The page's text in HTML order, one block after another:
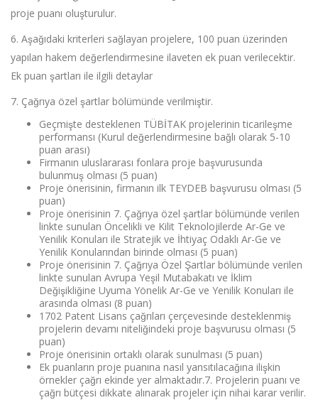
proje puanı oluşturulur.
6. Aşağıdaki kriterleri sağlayan projelere, 100 puan üzerinden
yapılan hakem değerlendirmesine ilaveten ek puan verilecektir.
Ek puan şartları ile ilgili detaylar
7. Çağrıya özel şartlar bölümünde verilmiştir.
Geçmişte desteklenen TÜBİTAK projelerinin ticarileşme
performansı (Kurul değerlendirmesine bağlı olarak 5-10
puan arası)
Firmanın uluslararası fonlara proje başvurusunda
bulunmuş olması (5 puan)
Proje önerisinin, firmanın ilk TEYDEB başvurusu olması (5
puan)
Proje önerisinin 7. Çağrıya özel şartlar bölümünde verilen
linkte sunulan Öncelikli ve Kilit Teknolojilerde Ar-Ge ve
Yenilik Konuları ile Stratejik ve İhtiyaç Odaklı Ar-Ge ve
Yenilik Konularından birinde olması (5 puan)
Proje önerisinin 7. Çağrıya Özel Şartlar bölümünde verilen
linkte sunulan Avrupa Yeşil Mutabakatı ve İklim
Değişikliğine Uyuma Yönelik Ar-Ge ve Yenilik Konuları ile
arasında olması (8 puan)
1702 Patent Lisans çağrıları çerçevesinde desteklenmiş
projelerin devamı niteliğindeki proje başvurusu olması (5
puan)
Proje önerisinin ortaklı olarak sunulması (5 puan)
Ek puanların proje puanına nasıl yansıtılacağına ilişkin
örnekler çağrı ekinde yer almaktadır.7. Projelerin puanı ve
çağrı bütçesi dikkate alınarak projeler için nihai karar verilir.